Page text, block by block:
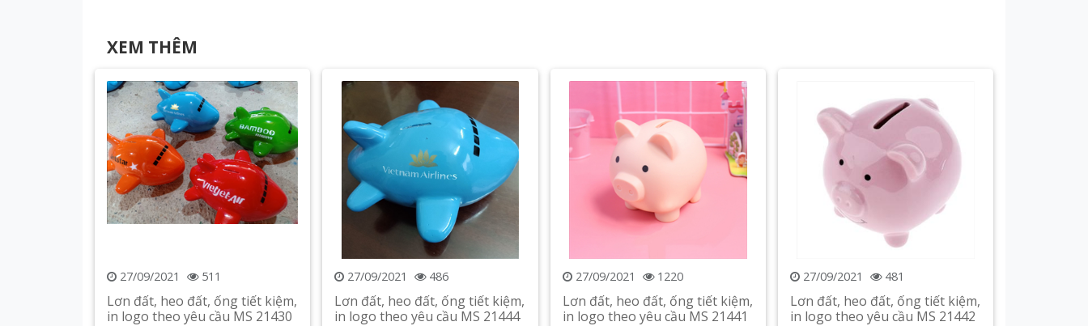
XEM THÊM
27/09/2021 511
Lơn đất, heo đất, ống tiết kiệm,
in logo theo yêu cầu MS 21430
27/09/2021 486
Lơn đất, heo đất, ống tiết kiệm,
in logo theo yêu cầu MS 21444
27/09/2021 1220
Lơn đất, heo đất, ống tiết kiệm,
in logo theo yêu cầu MS 21441
27/09/2021 481
Lơn đất, heo đất, ống tiết kiệm,
in logo theo yêu cầu MS 21442